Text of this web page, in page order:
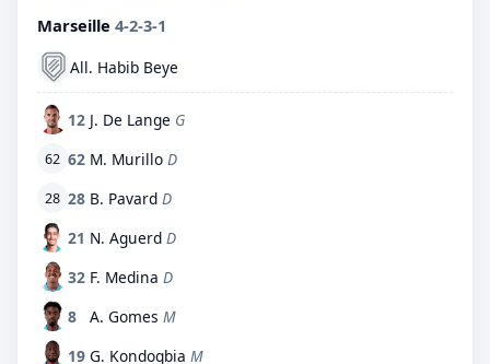
Marseille 4-2-3-1
All. Habib Beye
12 J. De Lange G
62 62 M. Murillo D
28 28 B. Pavard D
21 N. Aguerd D
32 F. Medina D
8
A. Gomes M
19 G. Kondogbia M